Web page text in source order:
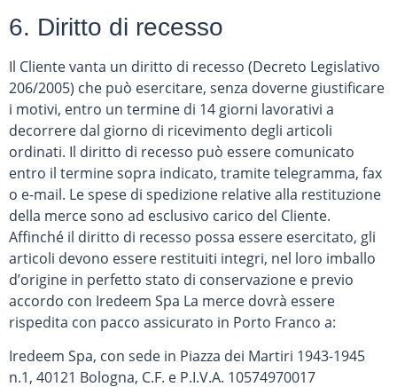
6. Diritto di recesso
Il Cliente vanta un diritto di recesso (Decreto Legislativo
206/2005) che può esercitare, senza doverne giustificare
i motivi, entro un termine di 14 giorni lavorativi a
decorrere dal giorno di ricevimento degli articoli
ordinati. Il diritto di recesso può essere comunicato
entro il termine sopra indicato, tramite telegramma, fax
o e-mail. Le spese di spedizione relative alla restituzione
della merce sono ad esclusivo carico del Cliente.
Affinché il diritto di recesso possa essere esercitato, gli
articoli devono essere restituiti integri, nel loro imballo
d’origine in perfetto stato di conservazione e previo
accordo con Iredeem Spa La merce dovrà essere
rispedita con pacco assicurato in Porto Franco a:
Iredeem Spa, con sede in Piazza dei Martiri 1943-1945
n.1, 40121 Bologna, C.F. e P.I.V.A. 10574970017